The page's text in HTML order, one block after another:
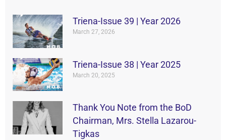
Triena-Issue 39 | Year 2026
March 27, 2026
Triena-Issue 38 | Year 2025
March 20, 2025
Thank You Note from the BoD
Chairman, Mrs. Stella Lazarou-
Tigkas